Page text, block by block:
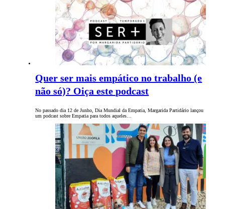
Quer ser mais empático no trabalho (e
não só)? Oiça este podcast
No passado dia 12 de Junho, Dia Mundial da Empatia, Margarida Partidário lançou
um podcast sobre Empatia para todos aqueles…